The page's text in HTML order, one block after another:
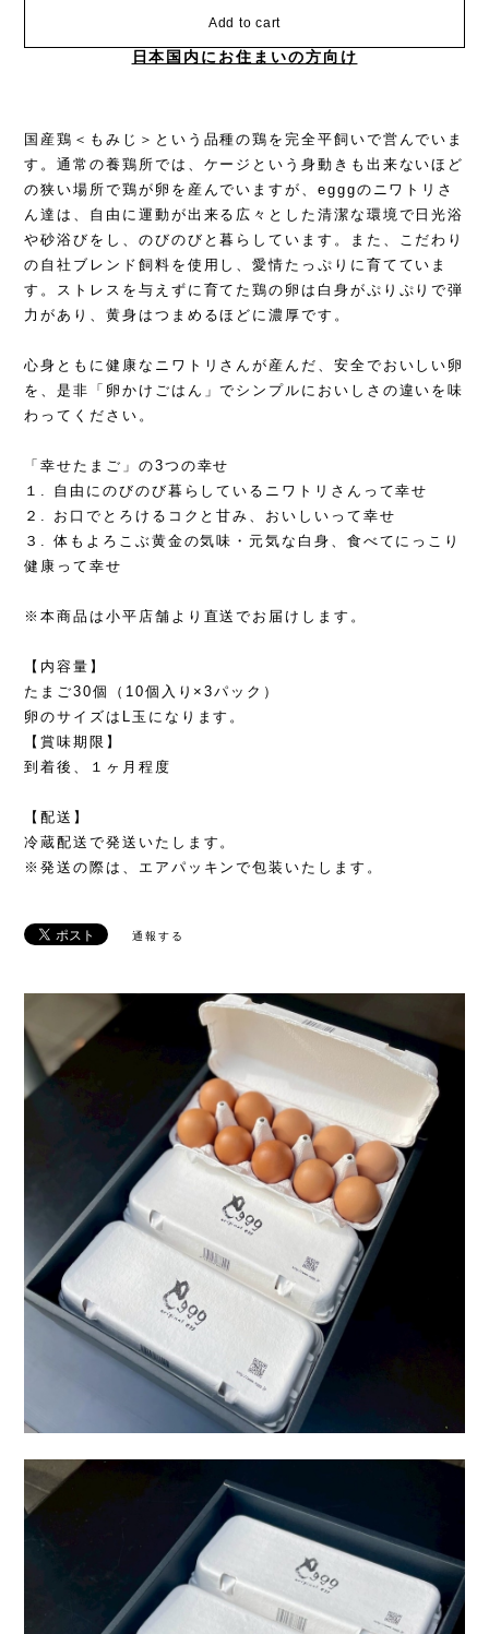
Add to cart
日本国内にお住まいの方向け
国産鶏＜もみじ＞という品種の鶏を完全平飼いで営んでいま
す。通常の養鶏所では、ケージという身動きも出来ないほど
の狭い場所で鶏が卵を産んでいますが、egggのニワトリさ
ん達は、自由に運動が出来る広々とした清潔な環境で日光浴
や砂浴びをし、のびのびと暮らしています。また、こだわり
の自社ブレンド飼料を使用し、愛情たっぷりに育てていま
す。ストレスを与えずに育てた鶏の卵は白身がぷりぷりで弾
力があり、黄身はつまめるほどに濃厚です。
心身ともに健康なニワトリさんが産んだ、安全でおいしい卵
を、是非「卵かけごはん」でシンプルにおいしさの違いを味
わってください。
「幸せたまご」の3つの幸せ
１. 自由にのびのび暮らしているニワトリさんって幸せ
２. お口でとろけるコクと甘み、おいしいって幸せ
３. 体もよろこぶ黄金の気味・元気な白身、食べてにっこり
健康って幸せ
※本商品は小平店舗より直送でお届けします。
【内容量】
たまご30個（10個入り×3パック）
卵のサイズはL玉になります。
【賞味期限】
到着後、１ヶ月程度
【配送】
冷蔵配送で発送いたします。
※発送の際は、エアパッキンで包装いたします。
通報する